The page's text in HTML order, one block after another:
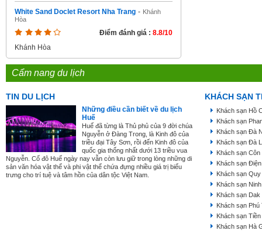
White Sand Doclet Resort Nha Trang - Khánh
Hòa
Điểm đánh giá : 8.8/10
Khánh Hòa
Cẩm nang du lịch
TIN DU LỊCH
Những điều cần biết về du lịch
Huế
Huế đã từng là Thủ phủ của 9 đời chúa
Nguyễn ở Đàng Trong, là Kinh đô của
triều đại Tây Sơn, rồi đến Kinh đô của
quốc gia thống nhất dưới 13 triều vua
Nguyễn. Cố đô Huế ngày nay vẫn còn lưu giữ trong lòng những di
sản văn hóa vật thể và phi vật thể chứa đựng nhiều giá trị biểu
trưng cho trí tuệ và tâm hồn của dân tộc Việt Nam.
KHÁCH SẠN
Khách sạn Hồ
Khách sạn
Khách sạn Đà
Khách sạn Đà
Khách sạn
Khách sạn
Khách sạn
Khách sạn
Khách sạn Dak
Khách sạn Phú
Khách sạn
Khách sạn Hà